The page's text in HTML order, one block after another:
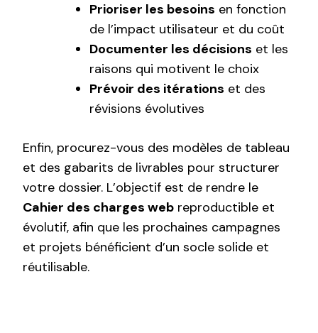
Prioriser les besoins en fonction
de l’impact utilisateur et du coût
Documenter les décisions et les
raisons qui motivent le choix
Prévoir des itérations et des
révisions évolutives
Enfin, procurez-vous des modèles de tableau
et des gabarits de livrables pour structurer
votre dossier. L’objectif est de rendre le
Cahier des charges web reproductible et
évolutif, afin que les prochaines campagnes
et projets bénéficient d’un socle solide et
réutilisable.